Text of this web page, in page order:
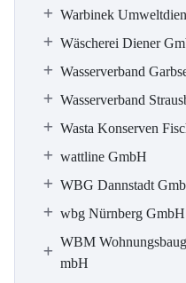
Warbinek
Wäscherei Diener
Wasserverband
Wasserverband
Wasta Konserven
wattline GmbH
WBG Dannstadt
wbg Nürnberg
WBM
mbH